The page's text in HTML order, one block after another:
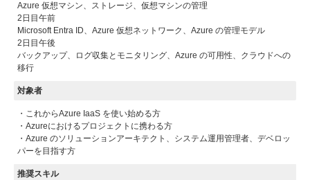
Azure 仮想マシン、ストレージ、仮想マシンの管理
2日目午前
Microsoft Entra ID、Azure 仮想ネットワーク、Azure の管理モデル
2日目午後
バックアップ、ログ収集とモニタリング、Azure の可用性、クラウドへの
移行
対象者
・これからAzure IaaS を使い始める方
・Azureにおけるプロジェクトに携わる方
・Azure のソリューションアーキテクト、システム運用管理者、デベロッ
パーを目指す方
推奨スキル